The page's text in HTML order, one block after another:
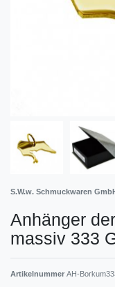
S.W.w. Schmuckwaren
Anhänger
massiv 333
Artikelnummer AH-